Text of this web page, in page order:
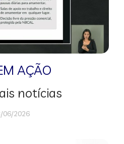
AÇÃO
notícias
06/2026